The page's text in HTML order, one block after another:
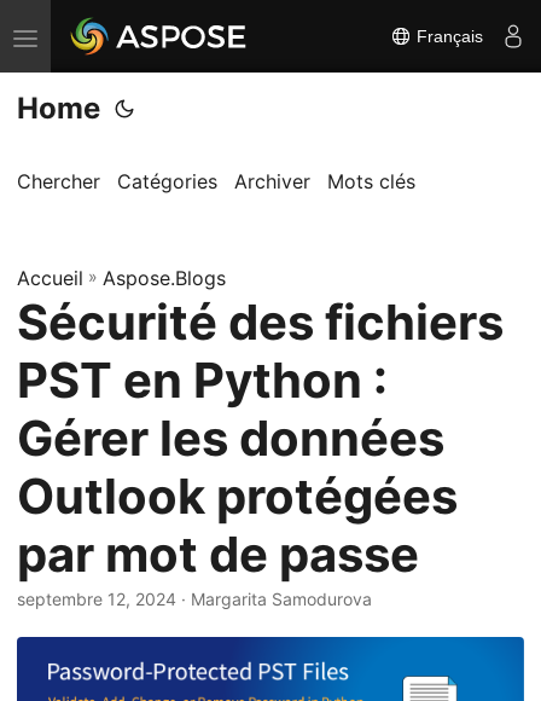
B
a
s
u
r
l
a
n
a
v
i
g
a
t
Français
Home
Chercher Catégories Archiver Mots clés
Accueil » Aspose.Blogs
Sécurité des fichiers
PST en Python :
Gérer les données
Outlook protégées
par mot de passe
septembre 12, 2024 · Margarita Samodurova